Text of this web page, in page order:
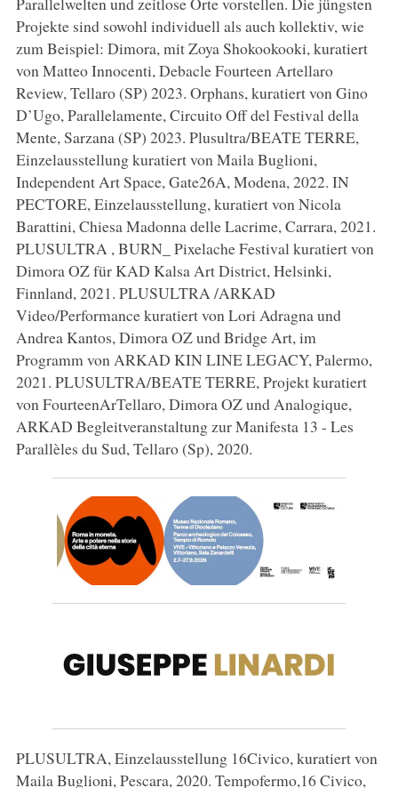
Projekte sind sowohl individuell als auch kollektiv, wie
zum Beispiel: Dimora, mit Zoya Shokookooki, kuratiert
von Matteo Innocenti, Debacle Fourteen Artellaro
Review, Tellaro (SP) 2023. Orphans, kuratiert von Gino
D’Ugo, Parallelamente, Circuito Off del Festival della
Mente, Sarzana (SP) 2023. Plusultra/BEATE TERRE,
Einzelausstellung kuratiert von Maila Buglioni,
Independent Art Space, Gate26A, Modena, 2022. IN
PECTORE, Einzelausstellung, kuratiert von Nicola
Barattini, Chiesa Madonna delle Lacrime, Carrara, 2021.
PLUSULTRA , BURN_ Pixelache Festival kuratiert von
Dimora OZ für KAD Kalsa Art District, Helsinki,
Finnland, 2021. PLUSULTRA /ARKAD
Video/Performance kuratiert von Lori Adragna und
Andrea Kantos, Dimora OZ und Bridge Art, im
Programm von ARKAD KIN LINE LEGACY, Palermo,
2021. PLUSULTRA/BEATE TERRE, Projekt kuratiert
von FourteenArTellaro, Dimora OZ und Analogique,
ARKAD Begleitveranstaltung zur Manifesta 13 - Les
Parallèles du Sud, Tellaro (Sp), 2020.
PLUSULTRA, Einzelausstellung 16Civico, kuratiert von
Maila Buglioni, Pescara, 2020. Tempofermo,16 Civico,